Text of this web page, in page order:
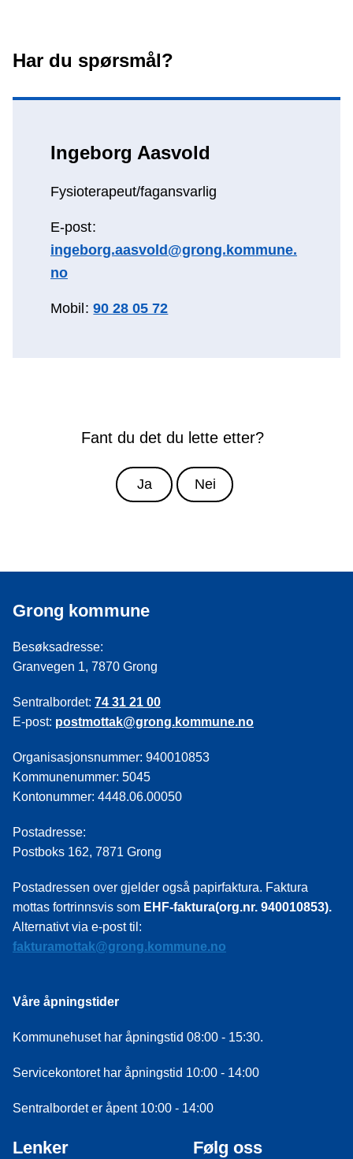
Har du spørsmål?
Ingeborg Aasvold
Fysioterapeut/fagansvarlig
E-post
ingeborg.aasvold@grong.kommune.
no
Mobil 90 28 05 72
Fant du det du lette etter?
Ja Nei
Grong kommune
Besøksadresse:
Granvegen 1, 7870 Grong
Sentralbordet: 74 31 21 00
E-post: postmottak@grong.kommune.no
Organisasjonsnummer: 940010853
Kommunenummer: 5045
Kontonummer: 4448.06.00050
Postadresse:
Postboks 162, 7871 Grong
Postadressen over gjelder også papirfaktura. Faktura
mottas fortrinnsvis som EHF-faktura(org.nr. 940010853).
Alternativt via e-post til:
fakturamottak@grong.kommune.no
Våre åpningstider
Kommunehuset har åpningstid 08:00 - 15:30.
Servicekontoret har åpningstid 10:00 - 14:00
Sentralbordet er åpent 10:00 - 14:00
Lenker Følg oss